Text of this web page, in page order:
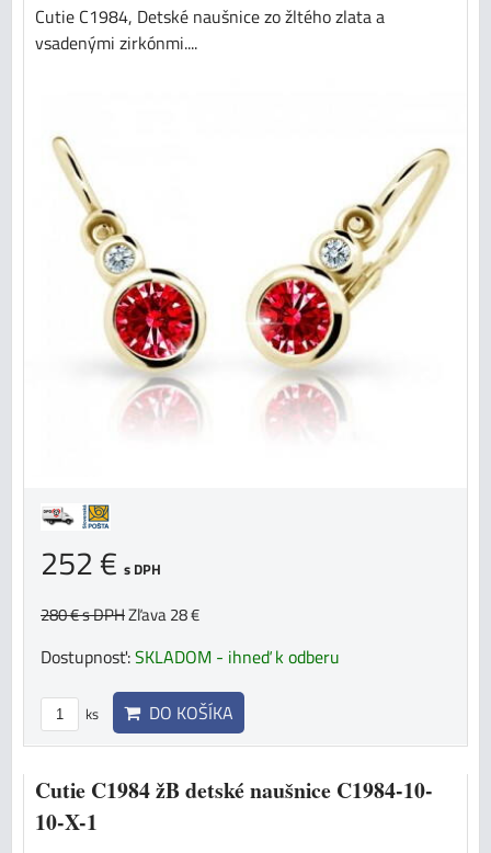
Cutie C1984, Detské naušnice zo žltého zlata a
vsadenými zirkónmi....
252 € s DPH
280 €s DPHZľava 28 €
Dostupnosť:SKLADOM - ihneď k odberu
ks DO KOŠÍKA
Cutie C1984 žB detské naušnice C1984-10-
10-X-1